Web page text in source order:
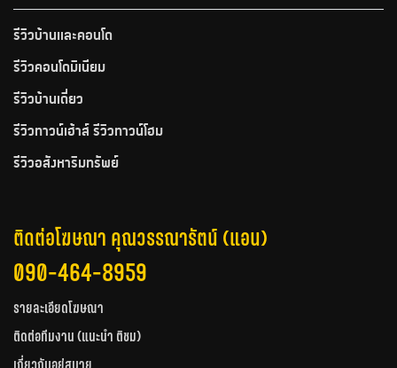
รีวิวบ้านและคอนโด
รีวิวคอนโดมิเนียม
รีวิวบ้านเดี่ยว
รีวิวทาวน์เฮ้าส์ รีวิวทาวน์โฮม
รีวิวอสังหาริมทรัพย์
ติดต่อโฆษณา คุณวรรณารัตน์ (แอน)
090-464-8959
รายละเอียดโฆษณา
ติดต่อทีมงาน (แนะนำ ติชม)